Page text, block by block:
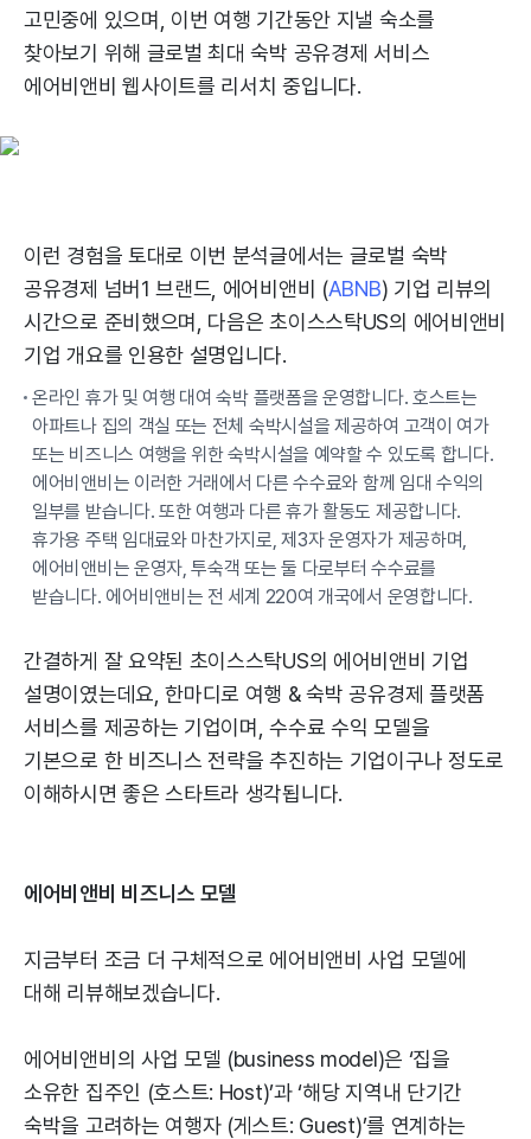
고민중에 있으며, 이번 여행 기간동안 지낼 숙소를
찾아보기 위해 글로벌 최대 숙박 공유경제 서비스
에어비앤비 웹사이트를 리서치 중입니다.
이런 경험을 토대로 이번 분석글에서는 글로벌 숙박
공유경제 넘버1 브랜드, 에어비앤비 (ABNB) 기업 리뷰의
시간으로 준비했으며, 다음은 초이스스탁US의 에어비앤비
기업 개요를 인용한 설명입니다.
온라인 휴가 및 여행 대여 숙박 플랫폼을 운영합니다. 호스트는
아파트나 집의 객실 또는 전체 숙박시설을 제공하여 고객이 여가
또는 비즈니스 여행을 위한 숙박시설을 예약할 수 있도록 합니다.
에어비앤비는 이러한 거래에서 다른 수수료와 함께 임대 수익의
일부를 받습니다. 또한 여행과 다른 휴가 활동도 제공합니다.
휴가용 주택 임대료와 마찬가지로, 제3자 운영자가 제공하며,
에어비앤비는 운영자, 투숙객 또는 둘 다로부터 수수료를
받습니다. 에어비앤비는 전 세계 220여 개국에서 운영합니다.
간결하게 잘 요약된 초이스스탁US의 에어비앤비 기업
설명이였는데요, 한마디로 여행 & 숙박 공유경제 플랫폼
서비스를 제공하는 기업이며, 수수료 수익 모델을
기본으로 한 비즈니스 전략을 추진하는 기업이구나 정도로
이해하시면 좋은 스타트라 생각됩니다.
에어비앤비 비즈니스 모델
지금부터 조금 더 구체적으로 에어비앤비 사업 모델에
대해 리뷰해보겠습니다.
에어비앤비의 사업 모델 (business model)은 ‘집을
소유한 집주인 (호스트: Host)’과 ‘해당 지역내 단기간
숙박을 고려하는 여행자 (게스트: Guest)’를 연계하는